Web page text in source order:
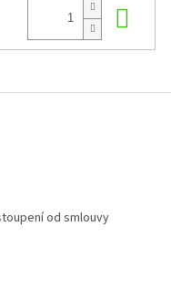
od smlouvy